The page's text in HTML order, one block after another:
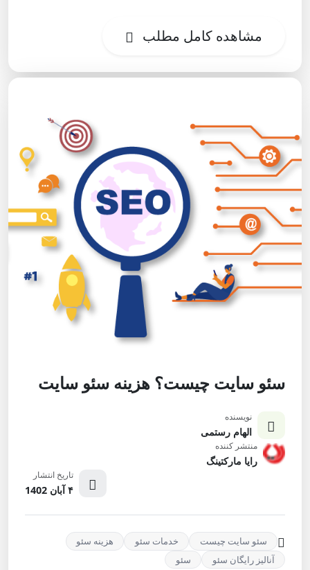
مشاهده کامل مطلب
سئو سایت چیست؟ هزینه سئو سایت
نویسنده
الهام رستمی
منتشر کننده
رایا مارکتینگ
تاریخ انتشار
۴ آبان 1402
سئو سایت چیست خدمات سئو
هزینه سئو
آنالیز رایگان سئو
سئو